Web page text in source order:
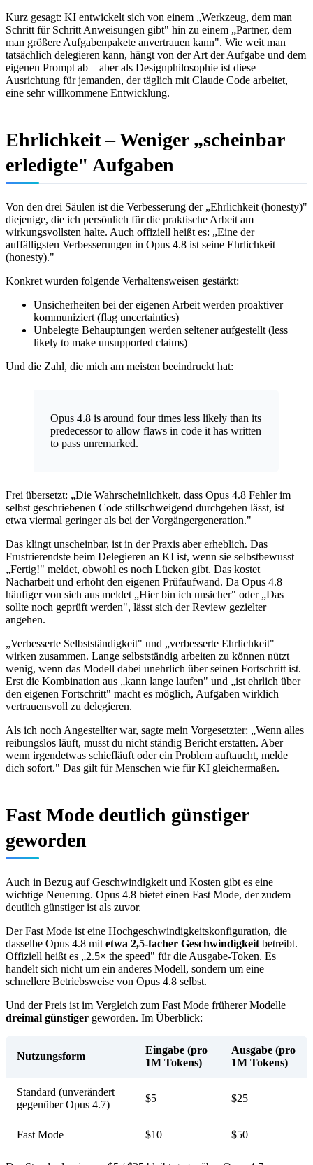
Kurz gesagt: KI entwickelt sich von einem „Werkzeug, dem man
Schritt für Schritt Anweisungen gibt" hin zu einem „Partner, dem
man größere Aufgabenpakete anvertrauen kann". Wie weit man
tatsächlich delegieren kann, hängt von der Art der Aufgabe und dem
eigenen Prompt ab – aber als Designphilosophie ist diese
Ausrichtung für jemanden, der täglich mit Claude Code arbeitet,
eine sehr willkommene Entwicklung.
Ehrlichkeit – Weniger „scheinbar
erledigte" Aufgaben
Von den drei Säulen ist die Verbesserung der „Ehrlichkeit (honesty)"
diejenige, die ich persönlich für die praktische Arbeit am
wirkungsvollsten halte. Auch offiziell heißt es: „Eine der
auffälligsten Verbesserungen in Opus 4.8 ist seine Ehrlichkeit
(honesty)."
Konkret wurden folgende Verhaltensweisen gestärkt:
Unsicherheiten bei der eigenen Arbeit werden proaktiver
kommuniziert (flag uncertainties)
Unbelegte Behauptungen werden seltener aufgestellt (less
likely to make unsupported claims)
Und die Zahl, die mich am meisten beeindruckt hat:
Opus 4.8 is around four times less likely than its
predecessor to allow flaws in code it has written
to pass unremarked.
Frei übersetzt: „Die Wahrscheinlichkeit, dass Opus 4.8 Fehler im
selbst geschriebenen Code stillschweigend durchgehen lässt, ist
etwa viermal geringer als bei der Vorgängergeneration."
Das klingt unscheinbar, ist in der Praxis aber erheblich. Das
Frustrierendste beim Delegieren an KI ist, wenn sie selbstbewusst
„Fertig!" meldet, obwohl es noch Lücken gibt. Das kostet
Nacharbeit und erhöht den eigenen Prüfaufwand. Da Opus 4.8
häufiger von sich aus meldet „Hier bin ich unsicher" oder „Das
sollte noch geprüft werden", lässt sich der Review gezielter
angehen.
„Verbesserte Selbstständigkeit" und „verbesserte Ehrlichkeit"
wirken zusammen. Lange selbstständig arbeiten zu können nützt
wenig, wenn das Modell dabei unehrlich über seinen Fortschritt ist.
Erst die Kombination aus „kann lange laufen" und „ist ehrlich über
den eigenen Fortschritt" macht es möglich, Aufgaben wirklich
vertrauensvoll zu delegieren.
Als ich noch Angestellter war, sagte mein Vorgesetzter: „Wenn alles
reibungslos läuft, musst du nicht ständig Bericht erstatten. Aber
wenn irgendetwas schiefläuft oder ein Problem auftaucht, melde
dich sofort." Das gilt für Menschen wie für KI gleichermaßen.
Fast Mode deutlich günstiger
geworden
Auch in Bezug auf Geschwindigkeit und Kosten gibt es eine
wichtige Neuerung. Opus 4.8 bietet einen Fast Mode, der zudem
deutlich günstiger ist als zuvor.
Der Fast Mode ist eine Hochgeschwindigkeitskonfiguration, die
dasselbe Opus 4.8 mit etwa 2,5-facher Geschwindigkeit betreibt.
Offiziell heißt es „2.5× the speed" für die Ausgabe-Token. Es
handelt sich nicht um ein anderes Modell, sondern um eine
schnellere Betriebsweise von Opus 4.8 selbst.
Und der Preis ist im Vergleich zum Fast Mode früherer Modelle
dreimal günstiger geworden. Im Überblick:
Nutzungsform
Eingabe (pro
1M Tokens)
Ausgabe (pro
1M Tokens)
Standard (unverändert
gegenüber Opus 4.7)
$5 $25
Fast Mode $10 $50